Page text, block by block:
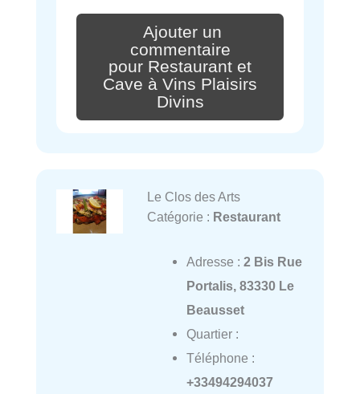
Ajouter un
commentaire
pour Restaurant et
Cave à Vins Plaisirs
Divins
Le Clos des Arts
Catégorie : Restaurant
Adresse : 2 Bis Rue
Portalis, 83330 Le
Beausset
Quartier :
Téléphone :
+33494294037